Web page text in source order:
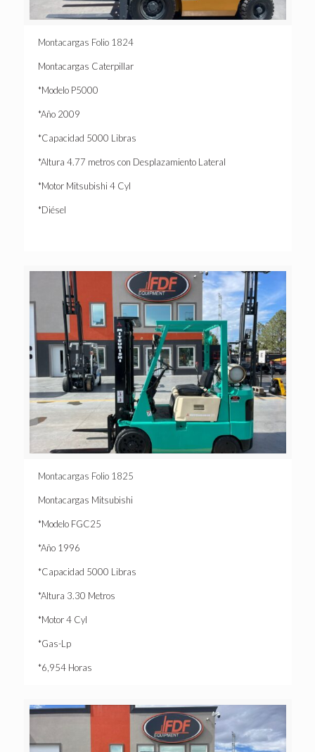
Montacargas Folio 1824
Montacargas Caterpillar
*Modelo P5000
*Año 2009
*Capacidad 5000 Libras
*Altura 4.77 metros con Desplazamiento Lateral
*Motor Mitsubishi 4 Cyl
*Diésel
Montacargas Folio 1825
Montacargas Mitsubishi
*Modelo FGC25
*Año 1996
*Capacidad 5000 Libras
*Altura 3.30 Metros
*Motor 4 Cyl
*Gas-Lp
*6,954 Horas